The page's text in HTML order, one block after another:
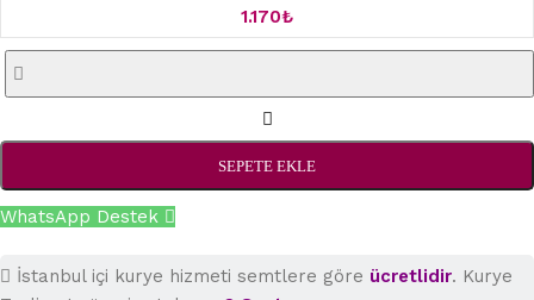
1.170₺
SEPETE EKLE
WhatsApp Destek
İstanbul içi kurye hizmeti semtlere göre ücretlidir. Kurye